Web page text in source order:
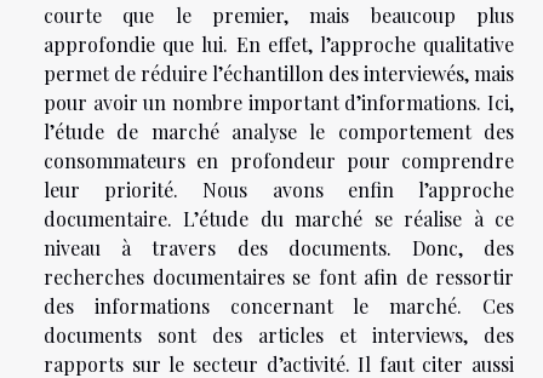
courte que le premier, mais beaucoup plus
approfondie que lui. En effet, l’approche qualitative
permet de réduire l’échantillon des interviewés, mais
pour avoir un nombre important d’informations. Ici,
l’étude de marché analyse le comportement des
consommateurs en profondeur pour comprendre
leur priorité. Nous avons enfin l’approche
documentaire. L’étude du marché se réalise à ce
niveau à travers des documents. Donc, des
recherches documentaires se font afin de ressortir
des informations concernant le marché. Ces
documents sont des articles et interviews, des
rapports sur le secteur d’activité. Il faut citer aussi